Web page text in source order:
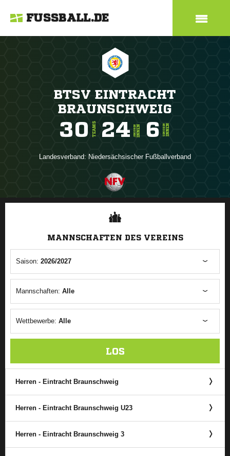
FUSSBALL.DE
BTSV EINTRACHT
BRAUNSCHWEIG
30 TEAMS 24 JUNIORENINNEN 6 SENIORENINNEN
Landesverband: Niedersächsischer Fußballverband
ANZEIGE
MANNSCHAFTEN DES VEREINS
Saison: 2026/2027
Mannschaften: Alle
Wettbewerbe: Alle
LOS
Herren - Eintracht Braunschweig
Herren - Eintracht Braunschweig U23
Herren - Eintracht Braunschweig 3